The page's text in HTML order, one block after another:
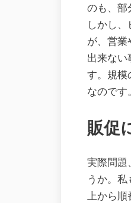
のも、部
しかし
が、営業
出来な
す。規模
なのです。
販促
実際問題
うか。
上から